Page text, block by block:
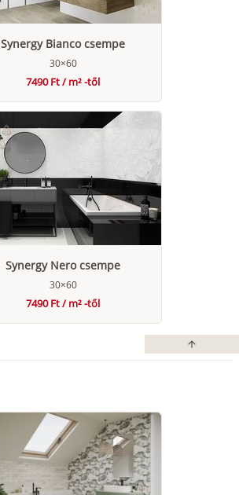
Synergy Bianco csempe
30×60
7490 Ft / m² -től
Synergy Nero csempe
30×60
7490 Ft / m² -től
arrow_upward